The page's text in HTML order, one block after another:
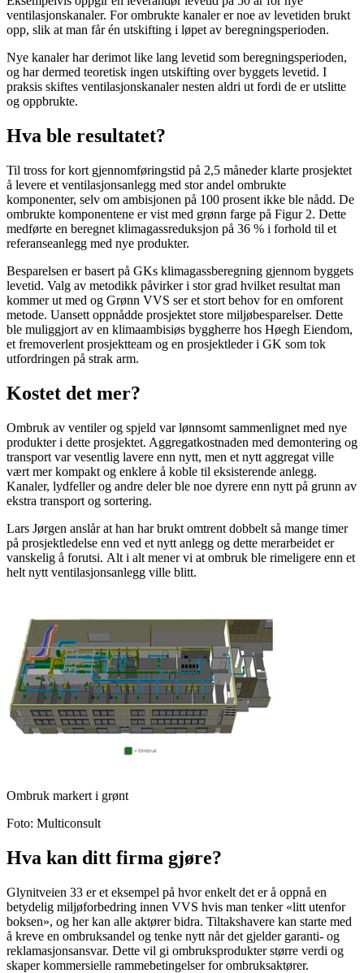
ventilasjonskanaler. Forombrukte kanalerer noe av levetiden brukt
opp, slik at man fårén utskifting i løpet av beregningsperioden.
Nye kanalerhar derimot like lang levetid som beregningsperioden,
og har dermed teoretisk ingen utskifting over byggets levetid. I
praksis skiftes ventilasjonskanalernesten aldri ut fordi de er utslitte
og oppbrukte.
Hva ble resultatet?
Til tross for kort gjennomføringstid på 2,5 månederklarte prosjektet
å levere et ventilasjonsanlegg med stor andel ombrukte
komponenter, selv om ambisjonen på 100 prosent ikke ble nådd. De
ombrukte komponentene ervist med grønn farge på Figur 2. Dette
medførte en beregnet klimagassreduksjon på 36 % i forhold til et
referanseanlegg med nye produkter.
Besparelsen erbasert på GKs klimagassberegning gjennom byggets
levetid. Valg av metodikk påvirkeri stor grad hvilket resultat man
kommer ut med og Grønn VVS ser et stort behov for en omforent
metode. Uansett oppnådde prosjektet store miljøbesparelser. Dette
ble muliggjort av en klimaambisiøs byggherre hos Høegh Eiendom,
et fremoverlent prosjektteam og en prosjektleder i GK som tok
utfordringen på strak arm.
Kostet det mer?
Ombruk av ventiler og spjeld var lønnsomt sammenlignet med nye
produkteri dette prosjektet. Aggregatkostnaden med demontering og
transport var vesentlig lavere enn nytt, men et nytt aggregat ville
vært mer kompakt og enklere å koble til eksisterende anlegg.
Kanaler, lydfellerog andre deler ble noe dyrere enn nytt på grunn av
ekstra transport og sortering.
Lars Jørgen anslår at han har brukt omtrent dobbelt så mange timer
på prosjektledelse enn ved et nytt anlegg og dette merarbeidet er
vanskelig å forutsi. Alt i alt menervi at ombruk ble rimeligere enn et
helt nytt ventilasjonsanlegg ville blitt.
Ombruk markert i grønt
Foto: Multiconsult
Hva kan ditt firma gjøre?
Glynitveien 33 er et eksempel på hvorenkelt det er å oppnå en
betydelig miljøforbedring innen VVS hvis man tenker «litt utenfor
boksen», og her kan alle aktører bidra. Tiltakshavere kan starte med
å kreve en ombruksandel og tenke nytt nårdet gjelder garanti- og
reklamasjonsansvar. Dette vil gi ombruksprodukter større verdi og
skaperkommersielle rammebetingelser for ombruksaktører.